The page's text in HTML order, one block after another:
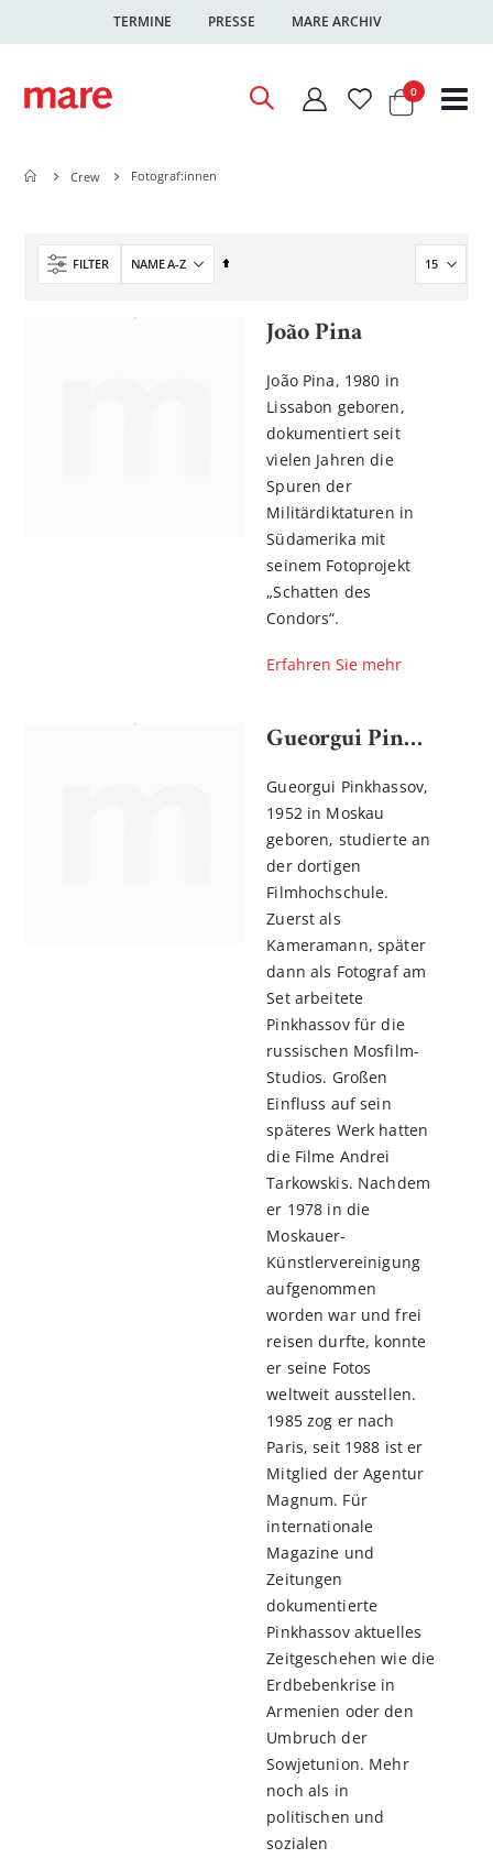
TERMINE PRESSE MARE ARCHIV
Warenkorb
0Artikel
Crew Fotograf:innen
FILTER
In
João Pina
João Pina, 1980 in
Lissabon geboren,
dokumentiert seit
vielen Jahren die
Spuren der
Militärdiktaturen in
Südamerika mit
seinem Fotoprojekt
„Schatten des
Condors“.
Erfahren Sie mehr
Gueorgui Pinkhassov
Gueorgui Pinkhassov,
1952 in Moskau
geboren, studierte an
der dortigen
Filmhochschule.
Zuerst als
Kameramann, später
dann als Fotograf am
Set arbeitete
Pinkhassov für die
russischen Mosfilm-
Studios. Großen
Einfluss auf sein
späteres Werk hatten
die Filme Andrei
Tarkowskis. Nachdem
er 1978 in die
Moskauer-
Künstlervereinigung
aufgenommen
worden war und frei
reisen durfte, konnte
er seine Fotos
weltweit ausstellen.
1985 zog er nach
Paris, seit 1988 ist er
Mitglied der Agentur
Magnum. Für
internationale
Magazine und
Zeitungen
dokumentierte
Pinkhassov aktuelles
Zeitgeschehen wie die
Erdbebenkrise in
Armenien oder den
Umbruch der
Sowjetunion. Mehr
noch als in
politischen und
sozialen